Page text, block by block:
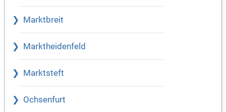
Marktbreit
Marktheidenfeld
Marktsteft
Ochsenfurt